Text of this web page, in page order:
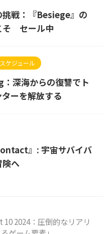
挑戦：『Besiege』の
そ セール中
ケジュール
深海からの復讐でト
ーを解放する
』: 宇宙サバイバ
険へ
10 2024：圧倒的なリアリ